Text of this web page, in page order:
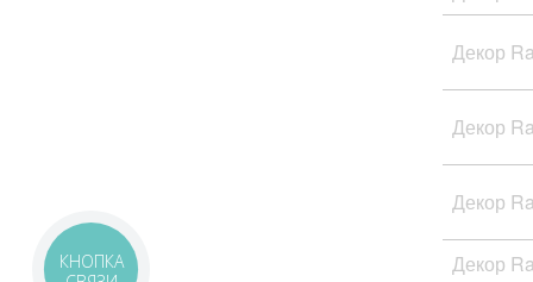
Декор
Декор
Декор
Декор
18x60
19x120
КНОПКА